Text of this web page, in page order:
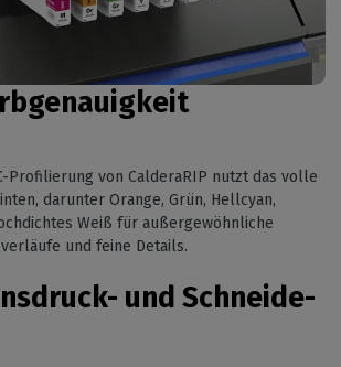
Profilierung von CalderaRIP nutzt das volle
darunter Orange, Grün, Hellcyan,
Weiß für außergewöhnliche
und feine Details.
und Schneide-